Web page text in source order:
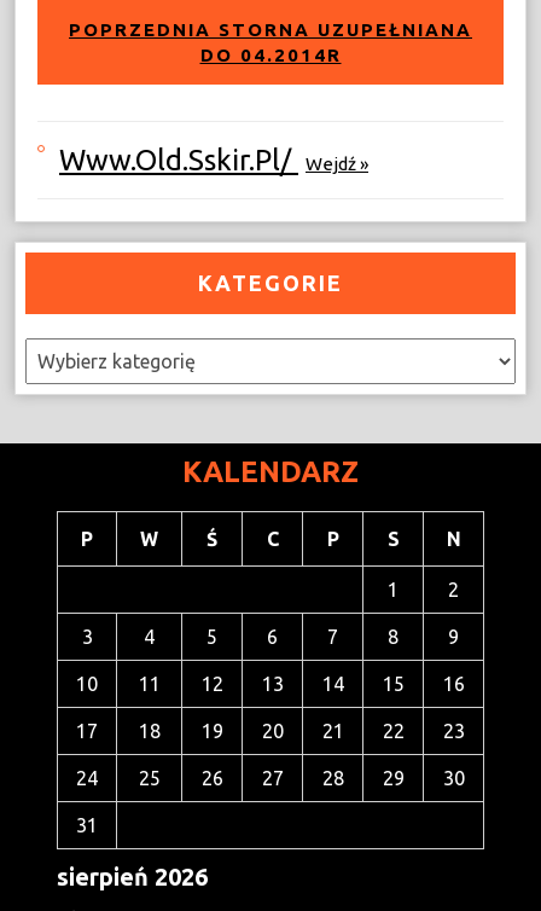
POPRZEDNIA STORNA UZUPEŁNIANA
DO 04.2014R
Www.old.sskir.pl/ Wejdź »
KATEGORIE
Kategorie
KALENDARZ
sierpień 2026
P W Ś C P S N
1 2
3 4 5 6 7 8 9
10 11 12 13 14 15 16
17 18 19 20 21 22 23
24 25 26 27 28 29 30
31